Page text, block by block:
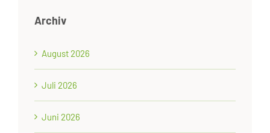
Archiv
August 2026
Juli 2026
Juni 2026